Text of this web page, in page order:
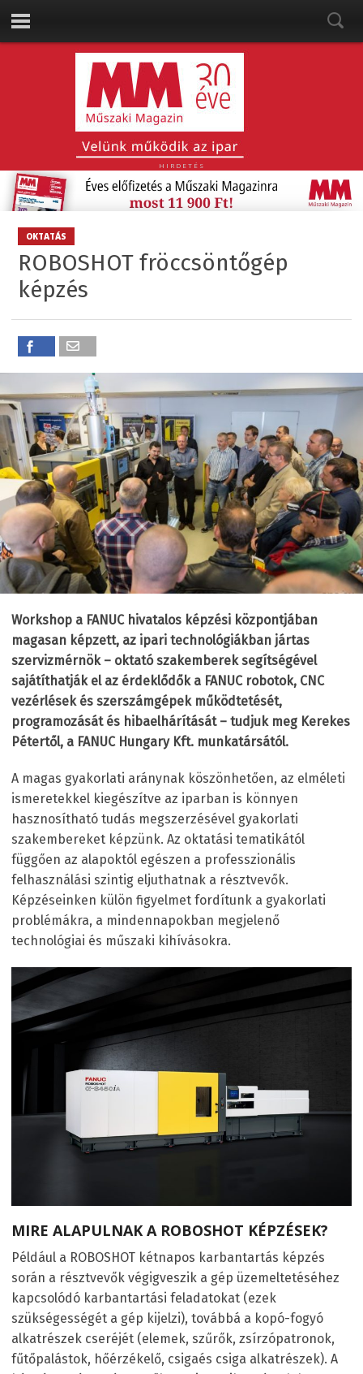
HIRDETÉS
OKTATÁS
ROBOSHOT fröccsöntőgép
képzés
Workshop a FANUC hivatalos képzési központjában
magasan képzett, az ipari technológiákban jártas
szervizmérnök – oktató szakemberek segítségével
sajátíthatják el az érdeklődők a FANUC robotok, CNC
vezérlések és szerszámgépek működtetését,
programozását és hibaelhárítását – tudjuk meg Kerekes
Pétertől, a FANUC Hungary Kft. munkatársától.
A magas gyakorlati aránynak köszönhetően, az elméleti
ismeretekkel kiegészítve az iparban is könnyen
hasznosítható tudás megszerzésével gyakorlati
szakembereket képzünk. Az oktatási tematikától
függően az alapoktól egészen a professzionális
felhasználási szintig eljuthatnak a résztvevők.
Képzéseinken külön figyelmet fordítunk a gyakorlati
problémákra, a mindennapokban megjelenő
technológiai és műszaki kihívásokra.
MIRE ALAPULNAK A ROBOSHOT KÉPZÉSEK?
Például a ROBOSHOT kétnapos karbantartás képzés
során a résztvevők végigveszik a gép üzemeltetéséhez
kapcsolódó karbantartási feladatokat (ezek
szükségességét a gép kijelzi), továbbá a kopó-fogyó
alkatrészek cseréjét (elemek, szűrők, zsírzópatronok,
fűtőpalástok, hőérzékelő, csigaés csiga alkatrészek). A